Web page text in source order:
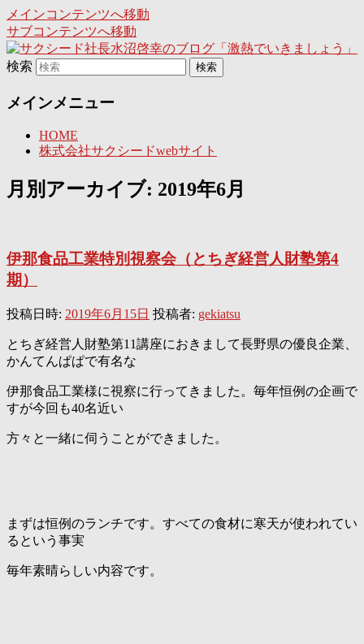
メインコンテンツへ移動
サブコンテンツへ移動
サクシード社長水沼啓幸のブ
ログ「激熱でいきましょう」
日々是激熱
検索
メインメニュー
HOME
株式会社サクシードwebサイト
月別アーカイブ: 2019年6月
伊那食品工業特別視察会（とちぎ経営人財塾第4
期）
投稿日時: 2019年6月15日 投稿者: gekiatsu
とちぎ経営人財塾第11講座におきまして長野県の優良企業、
かんてんぱぱで有名な
伊那食品工業様に視察に行ってきました。毎年恒例の企画で
すが今回も40名近い
方々と一緒に伺うことができました。
まずは恒例のランチです。すべての食材に寒天が使われてい
るという事実
毎年素晴らしい内容です。